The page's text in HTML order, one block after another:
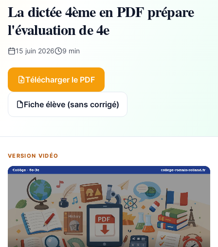
La dictée 4ème en PDF prépare
l'évaluation de 4e
15 juin 2026 9 min
Télécharger le PDF
Fiche élève (sans corrigé)
VERSION VIDÉO